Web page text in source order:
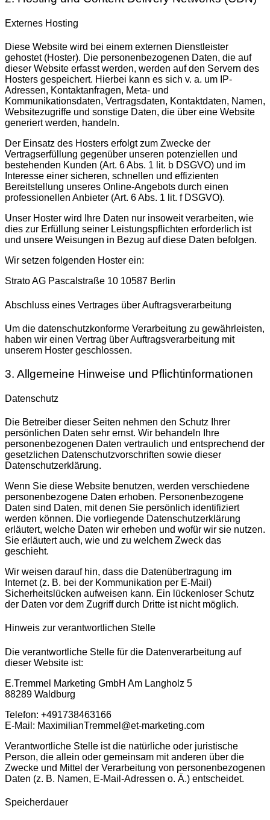
Externes Hosting
Diese Website wird bei einem externen Dienstleister
gehostet (Hoster). Die personenbezogenen Daten, die auf
dieser Website erfasst werden, werden auf den Servern des
Hosters gespeichert. Hierbei kann es sich v. a. um IP-
Adressen, Kontaktanfragen, Meta- und
Kommunikationsdaten, Vertragsdaten, Kontaktdaten, Namen,
Websitezugriffe und sonstige Daten, die über eine Website
generiert werden, handeln.
Der Einsatz des Hosters erfolgt zum Zwecke der
Vertragserfüllung gegenüber unseren potenziellen und
bestehenden Kunden (Art. 6 Abs. 1 lit. b DSGVO) und im
Interesse einer sicheren, schnellen und effizienten
Bereitstellung unseres Online-Angebots durch einen
professionellen Anbieter (Art. 6 Abs. 1 lit. f DSGVO).
Unser Hoster wird Ihre Daten nur insoweit verarbeiten, wie
dies zur Erfüllung seiner Leistungspflichten erforderlich ist
und unsere Weisungen in Bezug auf diese Daten befolgen.
Wir setzen folgenden Hoster ein:
Strato AG Pascalstraße 10 10587 Berlin
Abschluss eines Vertrages über Auftragsverarbeitung
Um die datenschutzkonforme Verarbeitung zu gewährleisten,
haben wir einen Vertrag über Auftragsverarbeitung mit
unserem Hoster geschlossen.
3. Allgemeine Hinweise und Pflichtinformationen
Datenschutz
Die Betreiber dieser Seiten nehmen den Schutz Ihrer
persönlichen Daten sehr ernst. Wir behandeln Ihre
personenbezogenen Daten vertraulich und entsprechend der
gesetzlichen Datenschutzvorschriften sowie dieser
Datenschutzerklärung.
Wenn Sie diese Website benutzen, werden verschiedene
personenbezogene Daten erhoben. Personenbezogene
Daten sind Daten, mit denen Sie persönlich identifiziert
werden können. Die vorliegende Datenschutzerklärung
erläutert, welche Daten wir erheben und wofür wir sie nutzen.
Sie erläutert auch, wie und zu welchem Zweck das
geschieht.
Wir weisen darauf hin, dass die Datenübertragung im
Internet (z. B. bei der Kommunikation per E-Mail)
Sicherheitslücken aufweisen kann. Ein lückenloser Schutz
der Daten vor dem Zugriff durch Dritte ist nicht möglich.
Hinweis zur verantwortlichen Stelle
Die verantwortliche Stelle für die Datenverarbeitung auf
dieser Website ist:
E.Tremmel Marketing GmbH Am Langholz 5
88289 Waldburg
Telefon: +491738463166
E-Mail: MaximilianTremmel@et-marketing.com
Verantwortliche Stelle ist die natürliche oder juristische
Person, die allein oder gemeinsam mit anderen über die
Zwecke und Mittel der Verarbeitung von personenbezogenen
Daten (z. B. Namen, E-Mail-Adressen o. Ä.) entscheidet.
Speicherdauer